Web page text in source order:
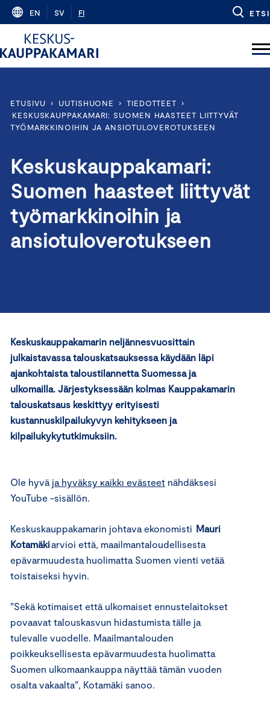
Skip
content
EN SV FI ETSI
ETUSIVU › UUTISHUONE › TIEDOTTEET
›
KESKUSKAUPPAKAMARI: SUOMEN HAASTEET LIITTYVÄT
TYÖMARKKINOIHIN JA ANSIOTULOVEROTUKSEEN
Keskuskauppakamari:
Suomen haasteet liittyvät
työmarkkinoihin ja
ansiotuloverotukseen
Keskuskauppakamarin neljännesvuosittain
julkaistavassa talouskatsauksessa käydään läpi
ajankohtaista taloustilannetta Suomessa ja
ulkomailla. Järjestyksessään kolmas Kauppakamarin
talouskatsaus keskittyy erityisesti
kustannuskilpailukyvyn kehitykseen ja
kilpailukykytutkimuksiin.⋯
Ole hyvä ja hyväksy kaikki evästeet nähdäksesi
YouTube -sisällön.
Keskuskauppakamarin johtava ekonomisti Mauri
Kotamäkiarvioi että, maailmantaloudellisesta
epävarmuudesta huolimatta Suomen vienti vetää
toistaiseksi hyvin.
”Sekä kotimaiset että ulkomaiset ennustelaitokset
povaavat talouskasvun hidastumista tälle ja
tulevalle vuodelle. Maailmantalouden
poikkeuksellisesta epävarmuudesta huolimatta
Suomen ulkomaankauppa näyttää tämän vuoden
osalta vakaalta”, Kotamäki sanoo.